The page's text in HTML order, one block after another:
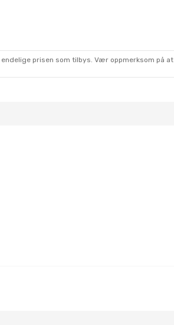
prisen som tilbys. Vær oppmerksom på at